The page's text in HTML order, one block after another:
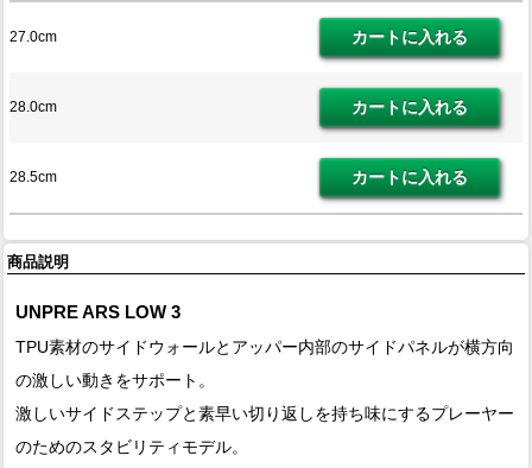
27.0cm
28.0cm
28.5cm
商品説明
UNPRE ARS LOW 3
TPU素材のサイドウォールとアッパー内部のサイドパネルが横方向
の激しい動きをサポート。
激しいサイドステップと素早い切り返しを持ち味にするプレーヤー
のためのスタビリティモデル。